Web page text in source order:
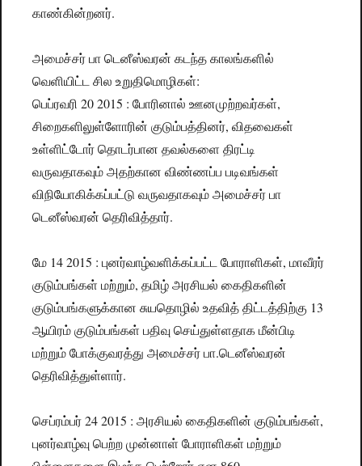
காண்கின்றனர்.
அமைச்சர் பா டெனீஸ்வரன் கடந்த காலங்களில்
வெளியிட்ட சில உறுதிமொழிகள்:
பெப்ரவரி 20 2015 : போரினால் ஊனமுற்றவர்கள்,
சிறைகளிலுள்ளோரின் குடும்பத்தினர், விதவைகள்
உள்ளிட்டோர் தொடர்பான தவல்களை திரட்டி
வருவதாகவும் அதற்கான விண்ணப்ப படிவங்கள்
விநியோகிக்கப்பட்டு வருவதாகவும் அமைச்சர் பா
டெனீஸ்வரன் தெரிவித்தார்.
மே 14 2015 : புனர்வாழ்வளிக்கப்பட்ட போராளிகள், மாவீரர்
குடும்பங்கள் மற்றும், தமிழ் அரசியல் கைதிகளின்
குடும்பங்களுக்கான சுயதொழில் உதவித் திட்டத்திற்கு 13
ஆயிரம் குடும்பங்கள் பதிவு செய்துள்ளதாக மீன்பிடி
மற்றும் போக்குவரத்து அமைச்சர் பா.டெனீஸ்வரன்
தெரிவித்துள்ளார்.
செப்ரம்பர் 24 2015 : அரசியல் கைதிகளின் குடும்பங்கள்,
புனர்வாழ்வு பெற்ற முன்னாள் போராளிகள் மற்றும்